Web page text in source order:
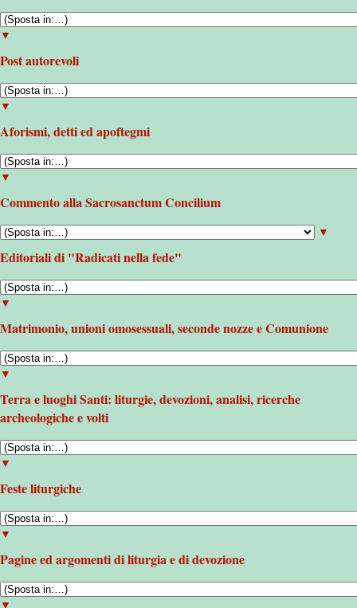
▼
Post autorevoli
▼
Aforismi, detti ed apoftegmi
▼
Commento alla Sacrosanctum Concilium
▼
Editoriali di "Radicati nella fede"
▼
Matrimonio, unioni omosessuali, seconde nozze e Comunione
▼
Terra e luoghi Santi: liturgie, devozioni, analisi, ricerche
archeologiche e volti
▼
Feste liturgiche
▼
Pagine ed argomenti di liturgia e di devozione
▼